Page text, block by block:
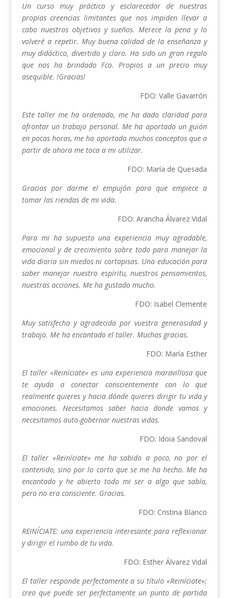
Un curso muy práctico y esclarecedor de nuestras
propias creencias limitantes que nos impiden llevar a
cabo nuestros objetivos y sueños. Merece la pena y lo
volveré a repetir. Muy buena calidad de la enseñanza y
muy didáctico, divertido y claro. Ha sido un gran regalo
que nos ha brindado Fco. Propios a un precio muy
asequible. !Gracias!
FDO: Valle Gavarrón
Este taller me ha ordenado, me ha dado claridad para
afrontar un trabajo personal. Me ha aportado un guión
en pocas horas, me ha aportado muchos conceptos que a
partir de ahora me toca a mi utilizar.
FDO: María de Quesada
Gracias por darme el empujón para que empiece a
tomar las riendas de mi vida.
FDO: Arancha Álvarez Vidal
Para mi ha supuesto una experiencia muy agradable,
emocional y de crecimiento sobre todo para manejar la
vida diaria sin miedos ni cortapisas. Una educación para
saber manejar nuestro espíritu, nuestros pensamientos,
nuestras acciones. Me ha gustado mucho.
FDO: Isabel Clemente
Muy satisfecha y agradecida por vuestra generosidad y
trabajo. Me ha encantado el taller. Muchas gracias.
FDO: María Esther
El taller «Reiníciate» es una experiencia maravillosa que
te ayuda a conectar conscientemente con lo que
realmente quieres y hacia dónde quieres dirigir tu vida y
emociones. Necesitamos saber hacia donde vamos y
necesitamos auto-gobernar nuestras vidas.
FDO: Idoia Sandoval
El taller «Reiníciate» me ha sabido a poco, no por el
contenido, sino por lo corto que se me ha hecho. Me ha
encantado y he abierto todo mi ser a algo que sabía,
pero no era consciente. Gracias.
FDO: Cristina Blanco
REINÍCIATE: una experiencia interesante para reflexionar
y dirigir el rumbo de tu vida.
FDO: Esther Álvarez Vidal
El taller responde perfectamente a su título «Reiníciate»;
creo que puede ser perfectamente un punto de partida